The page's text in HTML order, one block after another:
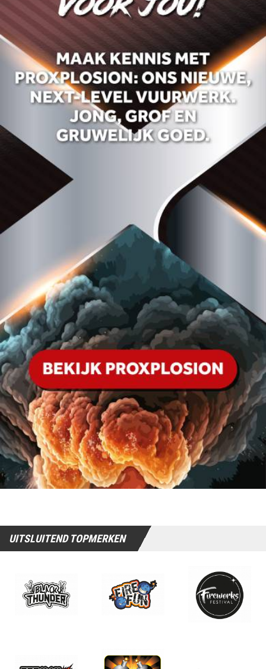
UITSLUITEND TOPMERKEN